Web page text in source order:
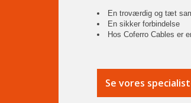
En troværdig og tæt
En sikker forbindelse
Hos Coferro Cables er